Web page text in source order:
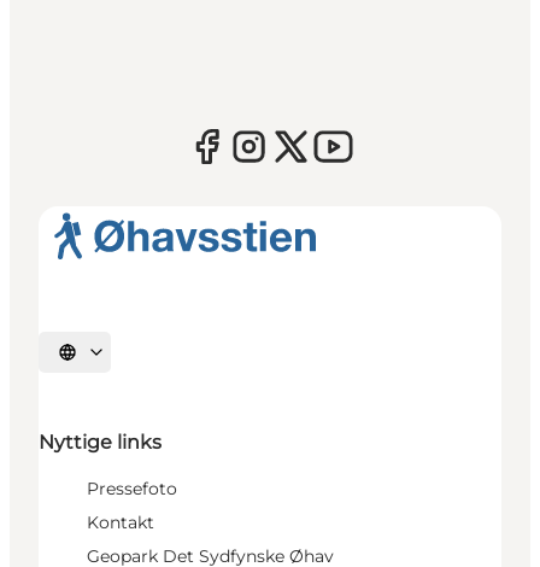
Vælg sprog
Nyttige links
Pressefoto
Kontakt
Geopark Det Sydfynske Øhav